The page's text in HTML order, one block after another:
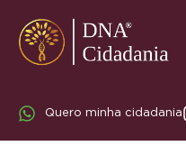
Quero minha cidadania